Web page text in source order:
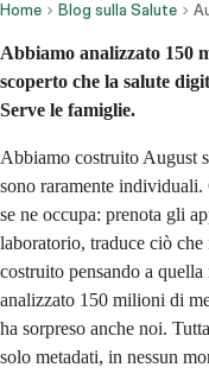
Home Blog sulla Salute
Abbiamo analizzato 150
scoperto che la salute
Serve le famiglie.
Abbiamo costruito August
sono raramente
se ne occupa: prenota gli
laboratorio, traduce ciò
costruito pensando a
analizzato 150 milioni di
ha sorpreso anche noi.
solo metadati, in nessun